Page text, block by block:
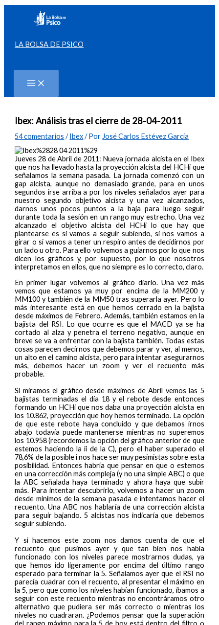
contenido
LA BOLSA DE PSICO
Ibex: Análisis tras el cierre de 28-04-2011
54 comentarios /Ibex/ Por José Carlos Estévez García
Jueves 28 de Abril de 2011: Nueva jornada alcista en el Ibex
que nos ha llevado hasta la proyección alcista del HCHi que
señalamos la semana pasada. La jornada comenzó con un
gap alcista, aunque no demasiado grande, para en unos
segundos irse arriba a por los niveles señalados ayer para
nuestro segundo objetivo alcista y una vez alcanzados,
darnos unos pocos puntos a la baja para luego seguir
durante toda la sesión en un rango muy estrecho. Una vez
alcanzado el objetivo alcista del HCHi lo que hay que
plantearse es si vamos a seguir subiendo, si nos vamos a
girar o si vamos a tener un respiro antes de decidirnos por
un lado u otro. Para ello volvemos a guiarnos por lo que nos
dicen los gráficos y, por supuesto, por lo que nosotros
interpretamos en ellos, que no siempre es lo correcto, claro.
En primer lugar volvemos al gráfico diario. Una vez más
vemos que estamos ya muy por encima de la MM200 y
MM100 y también de la MM50 tras superarla ayer. Pero lo
más interesante está en que hemos cerrado en la bajista
desde máximos de Febrero. Además, también estamos en la
bajista del RSI. Lo que ocurre es que el MACD ya se ha
cortado al alza y penetra el terreno negativo, aunque en
breve se va a enfrentar con la bajista también. Todas estas
cosas parecen decirnos que debemos parar y ver, al menos,
un alto en el camino alcista, pero para intentar asegurarnos
más, debemos hacer un zoom y ver el recuento más
probable.
Si miramos el gráfico desde máximos de Abril vemos las 5
bajistas terminadas el día 18 y el rebote desde entonces
formando un HCHi que nos daba una proyección alcista en
los 10.862, proyección que hoy hemos terminado. La opción
de que este rebote haya concluido y que debamos irnos
abajo todavía puede mantenerse mientras no superemos
los 10.958 (recordemos la opción del gráfico anterior de que
estemos haciendo la ii de la C), pero el haber superado el
78,6% de la posible i nos hace ser muy pesimistas sobre esta
posibilidad. Entonces habría que pensar en que o estemos
en una corrección más compleja (y no una simple ABC) o que
la ABC señalada haya terminado y ahora haya que subir
más. Para intentar descubrirlo, volvemos a hacer un zoom
desde mínimos de la semana pasada e intentamos hacer el
recuento. Una ABC nos hablaría de una corrección alcista
para seguir bajando. 5 alcistas nos indicaría que debemos
seguir subiendo.
Y si hacemos este zoom nos damos cuenta de que el
recuento que pusimos ayer y que tan bien nos había
funcionado con los niveles parece mostrarnos dudas, ya
que hemos ido ligeramente por encima del último rango
esperado para terminar la 5. Señalamos ayer que el RSI no
parecía cuadrar con el recuento, al presentar el máximo en
la 5, pero que como los niveles habían funcionado, íbamos a
seguir con este recuento mientras no encontráramos otro
alternativo que pudiera ser más correcto o mientras los
niveles no cuadraran. ¿Podemos pensar que la superación
del rango máximo para la 5 de hoy está dentro del filtro o